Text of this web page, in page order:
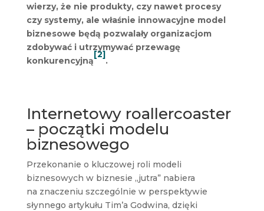
wierzy, że nie produkty, czy nawet procesy
czy systemy, ale właśnie innowacyjne model
biznesowe będą pozwalały organizacjom
zdobywać i utrzymywać przewagę
konkurencyjną
[2]
.
Internetowy roallercoaster
– początki modelu
biznesowego
Przekonanie o kluczowej roli modeli
biznesowych w biznesie „jutra” nabiera
na znaczeniu szczególnie w perspektywie
słynnego artykułu Tim’a Godwina, dzięki